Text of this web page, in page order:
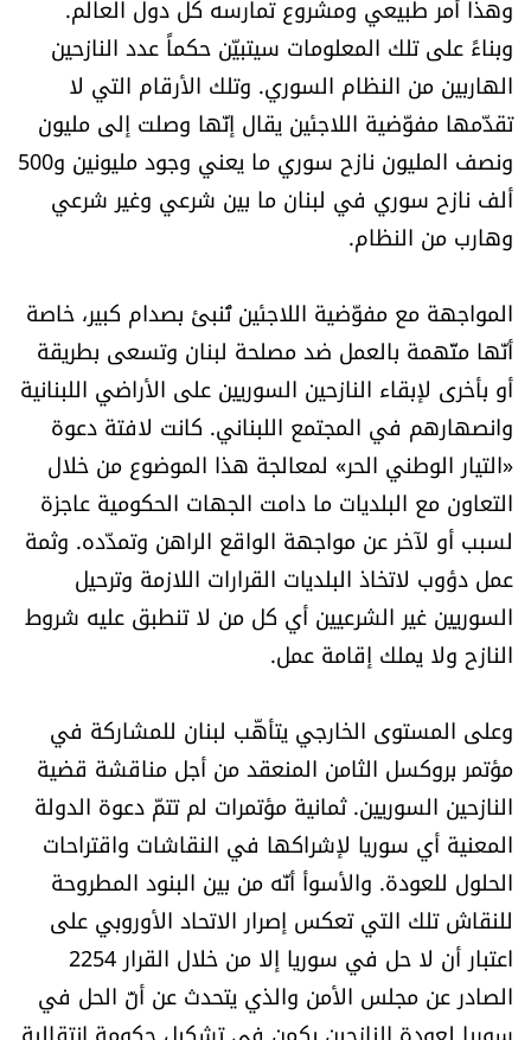
Digital solutions by
وهذا أمر طبيعي ومشروع تمارسه كل دول العالم.
وبناءً على تلك المعلومات سيتبيّن حكماً عدد النازحين
الهاربين من النظام السوري. وتلك الأرقام التي لا
تقدّمها مفوّضية اللاجئين يقال إنّها وصلت إلى مليون
ونصف المليون نازح سوري ما يعني وجود مليونين و500
ألف نازح سوري في لبنان ما بين شرعي وغير شرعي
وهارب من النظام.
المواجهة مع مفوّضية اللاجئين تُنبئ بصدام كبير، خاصة
أنّها متّهمة بالعمل ضد مصلحة لبنان وتسعى بطريقة
أو بأخرى لإبقاء النازحين السوريين على الأراضي اللبنانية
وانصهارهم في المجتمع اللبناني. كانت لافتة دعوة
«التيار الوطني الحر» لمعالجة هذا الموضوع من خلال
التعاون مع البلديات ما دامت الجهات الحكومية عاجزة
لسبب أو لآخر عن مواجهة الواقع الراهن وتمدّده. وثمة
عمل دؤوب لاتخاذ البلديات القرارات اللازمة وترحيل
السوريين غير الشرعيين أي كل من لا تنطبق عليه شروط
النازح ولا يملك إقامة عمل.
وعلى المستوى الخارجي يتأهّب لبنان للمشاركة في
مؤتمر بروكسل الثامن المنعقد من أجل مناقشة قضية
النازحين السوريين. ثمانية مؤتمرات لم تتمّ دعوة الدولة
المعنية أي سوريا لإشراكها في النقاشات واقتراحات
الحلول للعودة. والأسوأ أنّه من بين البنود المطروحة
للنقاش تلك التي تعكس إصرار الاتحاد الأوروبي على
اعتبار أن لا حل في سوريا إلا من خلال القرار 2254
الصادر عن مجلس الأمن والذي يتحدث عن أنّ الحل في